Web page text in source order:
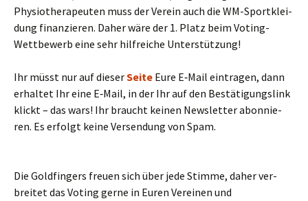
Phy­sio­the­ra­peu­ten muss der Ver­ein auch die WM-Sport­klei­
dung finan­zie­ren. Daher wäre der 1. Platz beim Voting-
Wett­be­werb eine sehr hilf­rei­che Unterstützung!
Ihr müsst nur auf die­serSei­te Eure E‑Mail ein­tra­gen, dann
erhal­tet Ihr eine E‑Mail, in der Ihr auf den Bestä­ti­gungs­link
klickt – das wars! Ihr braucht kei­nen News­let­ter abon­nie­
ren. Es erfolgt kei­ne Ver­sen­dung von Spam.
Die Gold­fin­gers freu­en sich über jede Stim­me, daher ver­
brei­tet das Voting ger­ne in Euren Ver­ei­nen und